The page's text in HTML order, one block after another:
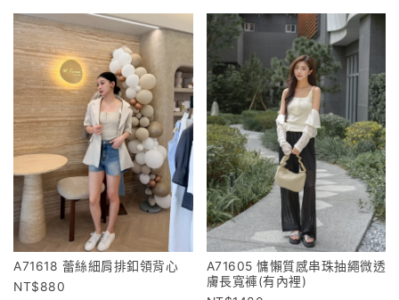
A71618 蕾絲細肩排釦領背心
880
A71605 慵懶質感串珠抽繩微透
膚長寬褲(有內裡)